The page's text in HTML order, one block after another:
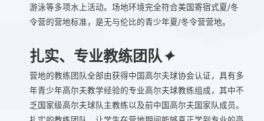
游泳等多项水上活动。场地环境完全符合美国寄宿式夏/冬
令营的营地标准，是无与伦比的青少年夏/冬令营营地。
扎实、专业教练团队✦
营地的教练团队全部由获得中国高尔夫球协会认证，具有多
年青少年高尔夫教学经验的专业高尔夫球教练组成，其中不
乏国家级高尔夫球队主教练以及前中国高尔夫国家队成员。